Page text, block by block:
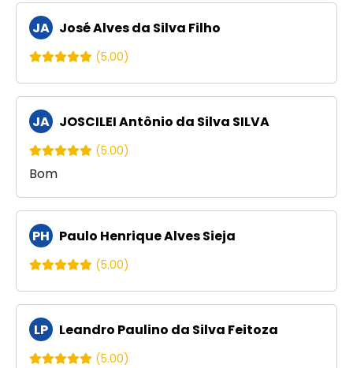
JA José Alves da Silva Filho
(5.00)
JA JOSCILEI Antônio da Silva SILVA
(5.00)
Bom
PH Paulo Henrique Alves Sieja
(5.00)
LP Leandro Paulino da Silva Feitoza
(5.00)